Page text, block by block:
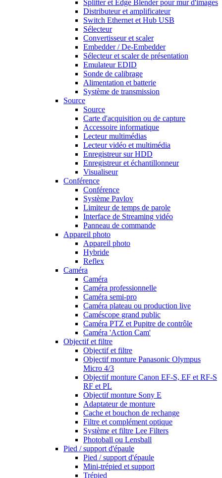
Splitter et Edge Blender pour mur d'images
Distributeur et amplificateur
Switch Ethernet et Hub USB
Sélecteur
Convertisseur et scaler
Embedder / De-Embedder
Sélecteur et scaler de présentation
Emulateur EDID
Sonde de calibrage
Alimentation et batterie
Système de transmission
Source
Source
Carte d'acquisition ou de capture
Accessoire informatique
Lecteur multimédias
Lecteur vidéo et multimédia
Enregistreur sur HDD
Enregistreur et échantillonneur
Visualiseur
Conférence
Conférence
Système Pavlov
Limiteur de temps de parole
Interface de Streaming vidéo
Panneau de commande
Appareil photo
Appareil photo
Hybride
Reflex
Caméra
Caméra
Caméra professionnelle
Caméra semi-pro
Caméra plateau ou production live
Caméscope grand public
Caméra PTZ et Pupitre de contrôle
Caméra 'Action Cam'
Objectif et filtre
Objectif et filtre
Objectif monture Panasonic Olympus
Micro 4/3
Objectif monture Canon EF-S, EF et RF-S
RF et PL
Objectif monture Sony E
Adaptateur de monture
Cache et bouchon de rechange
Filtre et complément optique
Système et filtre Lee Filters
Photoball ou Lensball
Pied / support d'épaule
Pied / support d'épaule
Mini-trépied et support
Trépied